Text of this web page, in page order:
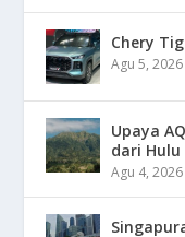
Chery
Agu 5, 2026
Upaya
dari Hulu
Agu 4, 2026